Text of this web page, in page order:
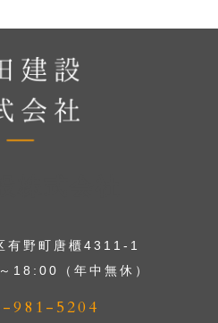
有野町唐櫃4311-1
18:00（年中無休）
981-5204